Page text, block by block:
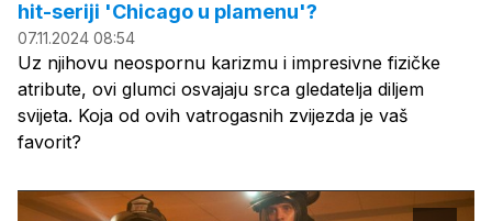
hit-seriji 'Chicago u plamenu'?
07.11.2024 08:54
Uz njihovu neospornu karizmu i impresivne fizičke
atribute, ovi glumci osvajaju srca gledatelja diljem
svijeta. Koja od ovih vatrogasnih zvijezda je vaš
favorit?